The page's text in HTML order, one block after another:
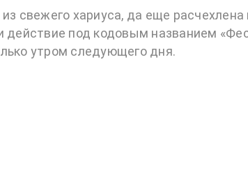
свежего хариуса, да еще расчехлена
под кодовым названием
утром следующего дня.